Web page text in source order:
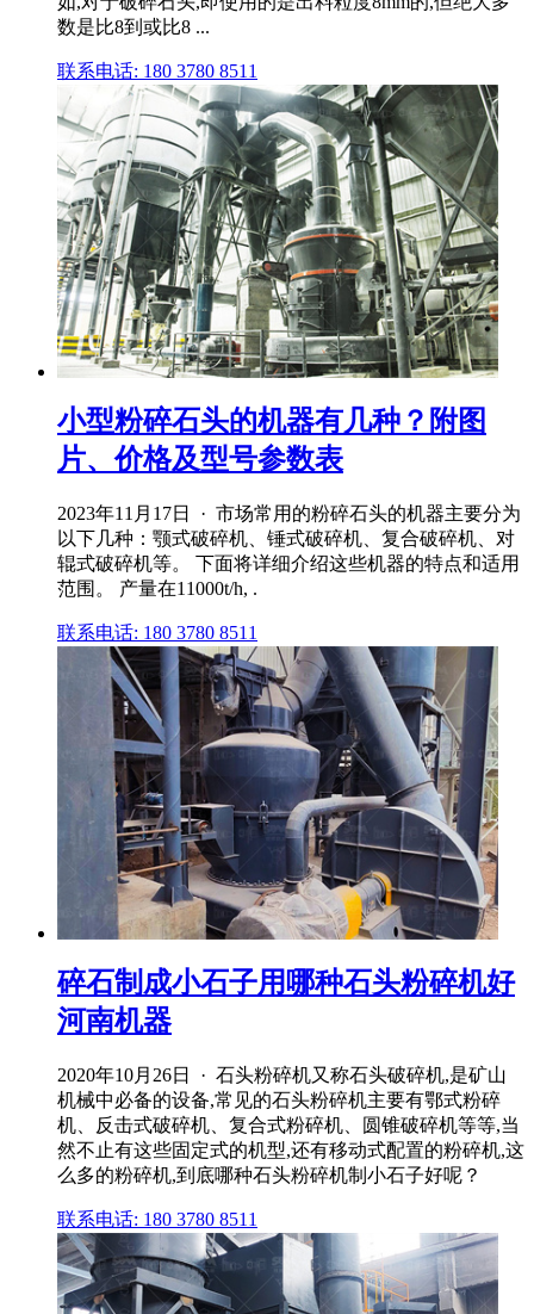
数是比8到或比8 ...
联系电话: 180 3780 8511
小型粉碎石头的机器有几种？附图
片、价格及型号参数表
2023年11月17日 · 市场常用的粉碎石头的机器主要分为
以下几种：颚式破碎机、锤式破碎机、复合破碎机、对
辊式破碎机等。 下面将详细介绍这些机器的特点和适用
范围。 产量在11000t/h, .
联系电话: 180 3780 8511
碎石制成小石子用哪种石头粉碎机好
河南机器
2020年10月26日 · 石头粉碎机又称石头破碎机,是矿山
机械中必备的设备,常见的石头粉碎机主要有鄂式粉碎
机、反击式破碎机、复合式粉碎机、圆锥破碎机等等,当
然不止有这些固定式的机型,还有移动式配置的粉碎机,这
么多的粉碎机,到底哪种石头粉碎机制小石子好呢？
联系电话: 180 3780 8511